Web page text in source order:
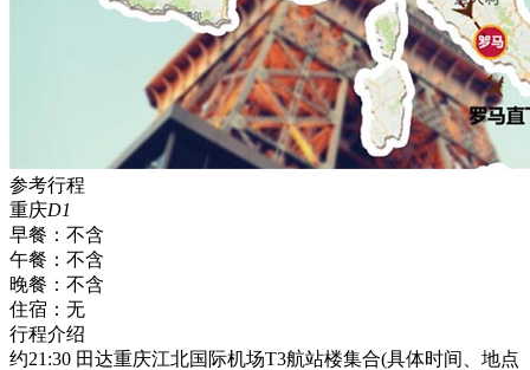
参考行程
重庆D1
早餐： 不含
午餐： 不含
晚餐： 不含
住宿： 无
行程介绍
约21:30 田达重庆江北国际机场T3航站楼集合(具体时间、地点